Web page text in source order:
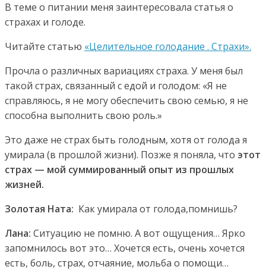
В теме о питании меня заинтересовала статья о
страхах и голоде.
Читайте статью «Целительное голодание . Страхи».
Прочла о различных вариациях страха. У меня был
такой страх, связанный с едой и голодом: «Я не
справляюсь, я не могу обеспечить свою семью, я не
способна выполнить свою роль.»
Это даже не страх быть голодным, хотя от голода я
умирала (в прошлой жизни). Позже я поняла, что этот
страх — мой суммированный опыт из прошлых
жизней.
Золотая Ната: Как умирала от голода,помнишь?
Лана: Ситуацию не помню. А вот ощущения… Ярко
запомнилось вот это… Хочется есть, очень хочется
есть, боль, страх, отчаяние, мольба о помощи…